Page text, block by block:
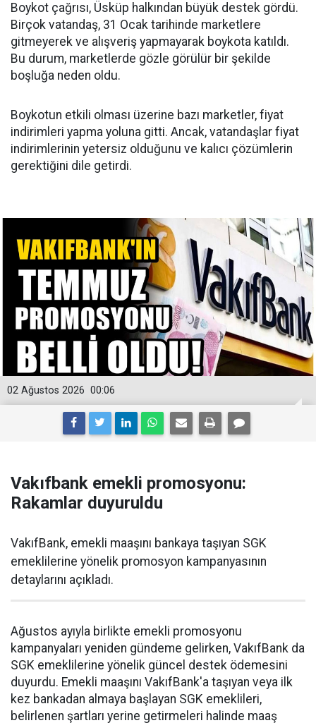
Boykot çağrısı, Üsküp halkından büyük destek gördü.
Birçok vatandaş, 31 Ocak tarihinde marketlere
gitmeyerek ve alışveriş yapmayarak boykota katıldı.
Bu durum, marketlerde gözle görülür bir şekilde
boşluğa neden oldu.
Boykotun etkili olması üzerine bazı marketler, fiyat
indirimleri yapma yoluna gitti. Ancak, vatandaşlar fiyat
indirimlerinin yetersiz olduğunu ve kalıcı çözümlerin
gerektiğini dile getirdi.
00:06
02 Ağustos 2026
Vakıfbank emekli promosyonu:
Rakamlar duyuruldu
VakıfBank, emekli maaşını bankaya taşıyan SGK
emeklilerine yönelik promosyon kampanyasının
detaylarını açıkladı.
Ağustos ayıyla birlikte emekli promosyonu
kampanyaları yeniden gündeme gelirken, VakıfBank da
SGK emeklilerine yönelik güncel destek ödemesini
duyurdu. Emekli maaşını VakıfBank'a taşıyan veya ilk
kez bankadan almaya başlayan SGK emeklileri,
belirlenen şartları yerine getirmeleri halinde maaş